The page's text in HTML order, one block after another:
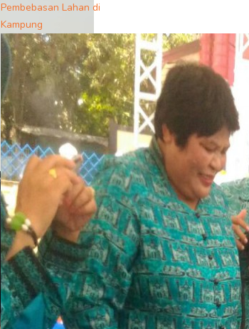
Pembebasan Lahan di
Kampung